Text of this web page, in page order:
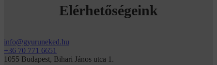
Elérhetőségeink
info@gyuruneked.hu
+36 70 771 6651
1055 Budapest, Bihari János utca 1.